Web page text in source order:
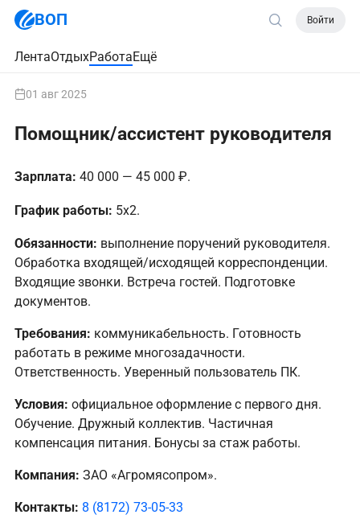
ВОП Войти
ЛентаОтдыхРаботаЕщё
01 авг 2025
Помощник/ассистент руководителя
Зарплата: 40 000 — 45 000 ₽.
График работы: 5х2.
Обязанности: выполнение поручений руководителя.
Обработка входящей/исходящей корреспонденции.
Входящие звонки. Встреча гостей. Подготовке
документов.
Требования: коммуникабельность. Готовность
работать в режиме многозадачности.
Ответственность. Уверенный пользователь ПК.
Условия: официальное оформление с первого дня.
Обучение. Дружный коллектив. Частичная
компенсация питания. Бонусы за стаж работы.
Компания: ЗАО «Агромясопром».
Контакты: 8 (8172) 73-05-33